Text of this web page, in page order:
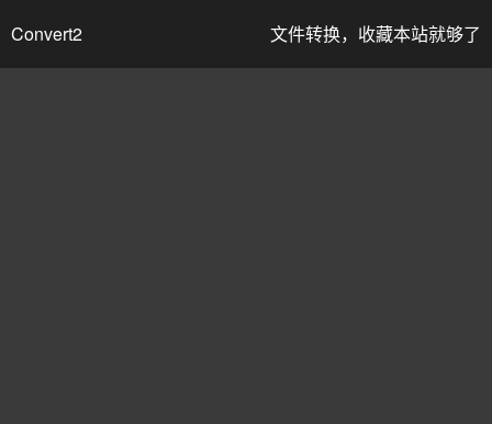
Convert2 文件转换，收藏本站就够了